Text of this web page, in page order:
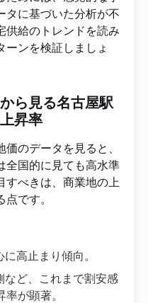
タに基づいた分析が不
供給のトレンドを読み
ーンを検証しましょ
ら見る名古屋駅
昇率
のデータを見ると、
全国的に見ても高水準
すべきは、商業地の上
です。
高止まり傾向。
など、これまで割安感
が顕著。